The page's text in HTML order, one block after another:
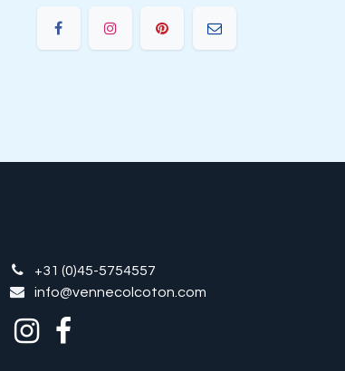
+31 (0)45-5754557
info@vennecolcoton.com